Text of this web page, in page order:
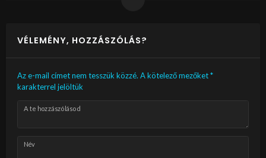
VÉLEMÉNY, HOZZÁSZÓLÁS?
Az e-mail címet nem tesszük közzé. A kötelező mezőket*
karakterrel jelöltük
A te hozzászólásod
Név